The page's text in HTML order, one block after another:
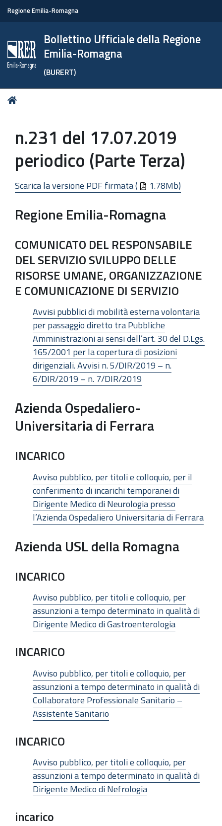
Regione Emilia-Romagna
Bollettino Ufficiale della Regione
Emilia-Romagna
(BURERT)
Tu
n.231 del 17.07.2019
periodico (Parte Terza)
Scarica la versione PDF firmata ( 1.78Mb)
Regione Emilia-Romagna
COMUNICATO DEL RESPONSABILE
DEL SERVIZIO SVILUPPO DELLE
RISORSE UMANE, ORGANIZZAZIONE
E COMUNICAZIONE DI SERVIZIO
Avvisi pubblici di mobilità esterna volontaria
per passaggio diretto tra Pubbliche
Amministrazioni ai sensi dell’art. 30 del D.Lgs.
165/2001 per la copertura di posizioni
dirigenziali. Avvisi n. 5/DIR/2019 – n.
6/DIR/2019 – n. 7/DIR/2019
Azienda Ospedaliero-
Universitaria di Ferrara
INCARICO
Avviso pubblico, per titoli e colloquio, per il
conferimento di incarichi temporanei di
Dirigente Medico di Neurologia presso
l’Azienda Ospedaliero Universitaria di Ferrara
Azienda USL della Romagna
INCARICO
Avviso pubblico, per titoli e colloquio, per
assunzioni a tempo determinato in qualità di
Dirigente Medico di Gastroenterologia
INCARICO
Avviso pubblico, per titoli e colloquio, per
assunzioni a tempo determinato in qualità di
Collaboratore Professionale Sanitario –
Assistente Sanitario
INCARICO
Avviso pubblico, per titoli e colloquio, per
assunzioni a tempo determinato in qualità di
Dirigente Medico di Nefrologia
incarico